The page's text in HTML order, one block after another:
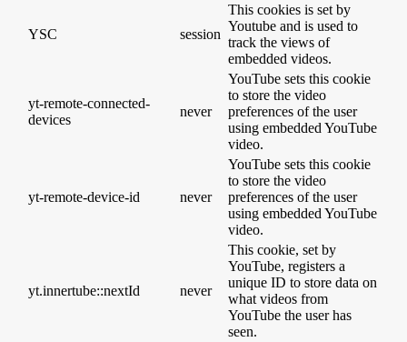
YSC session
This cookies is set by
Youtube and is used to
track the views of
embedded videos.
yt-remote-connected-
devices
never
YouTube sets this cookie
to store the video
preferences of the user
using embedded YouTube
video.
yt-remote-device-id never
YouTube sets this cookie
to store the video
preferences of the user
using embedded YouTube
video.
yt.innertube::nextId never
This cookie, set by
YouTube, registers a
unique ID to store data on
what videos from
YouTube the user has
seen.